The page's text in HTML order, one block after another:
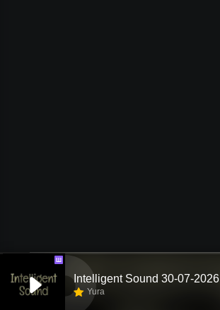
Ш
Intelligent Sound 30-07-2026
Yura